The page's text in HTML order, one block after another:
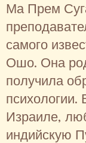
Ма Прем
самого
Ошо. Она
получила
Израиле,
индийскую